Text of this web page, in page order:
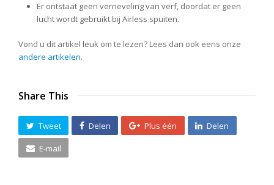
Er ontstaat geen verneveling van verf, doordat er geen
lucht wordt gebruikt bij Airless spuiten.
Vond u dit artikel leuk om te lezen? Lees dan ook eens onze
andere artikelen.
Share This
Tweet Delen Plus één Delen
E-mail